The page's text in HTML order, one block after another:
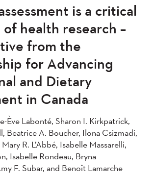
is a critical
health research –
from the
for Advancing
and Dietary
in Canada
Ève Labonté, Sharon I. Kirkpatrick,
Beatrice A. Boucher, Ilona Csizmadi,
R. L’Abbé, Isabelle Massarelli,
Isabelle Rondeau, Bryna
F. Subar, and Benoît Lamarche